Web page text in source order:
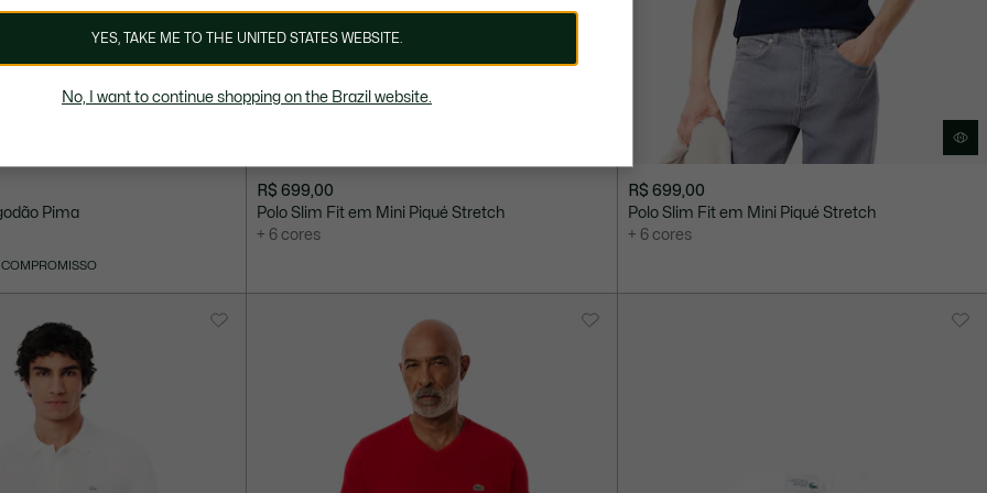
Pima
R$ 699,00
Polo Slim Fit em Mini Piqué Stretch
+ 6 cores
R$ 699,00
Polo Slim Fit em Mini Piqué Stretch
+ 6 cores
YES, TAKE ME TO THE UNITED STATES WEBSITE.
No, I want to continue shopping on the Brazil website.